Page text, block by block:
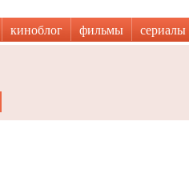
киноблог фильмы сериалы